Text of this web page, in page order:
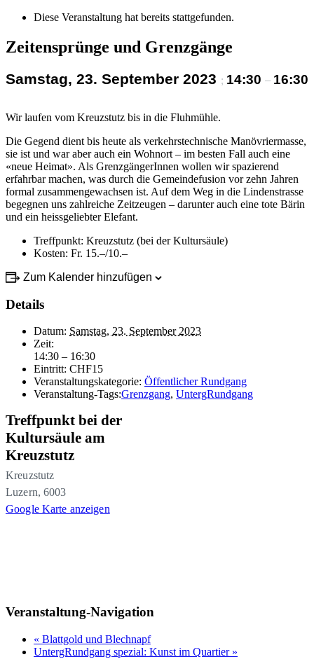
Diese Veranstaltung hat bereits stattgefunden.
Zeitensprünge und Grenzgänge
Samstag, 23. September 2023 ; 14:30 – 16:30
Wir laufen vom Kreuzstutz bis in die Fluhmühle.
Die Gegend dient bis heute als verkehrstechnische Manövriermasse,
sie ist und war aber auch ein Wohnort – im besten Fall auch eine
«neue Heimat». Als GrenzgängerInnen wollen wir spazierend
erfahrbar machen, was durch die Gemeindefusion vor zehn Jahren
formal zusammengewachsen ist. Auf dem Weg in die Lindenstrasse
begegnen uns zahlreiche Zeitzeugen – darunter auch eine tote Bärin
und ein heissgeliebter Elefant.
Treffpunkt: Kreuzstutz (bei der Kultursäule)
Kosten: Fr. 15.–/10.–
Zum Kalender hinzufügen
Details
Datum: Samstag, 23. September 2023
Zeit:
14:30 – 16:30
Eintritt: CHF15
Veranstaltungskategorie: Öffentlicher Rundgang
Veranstaltung-Tags:Grenzgang, UntergRundgang
Treffpunkt bei der
Kultursäule am
Kreuzstutz
Kreuzstutz
Luzern, 6003
Google Karte anzeigen
Veranstaltung-Navigation
« Blattgold und Blechnapf
UntergRundgang spezial: Kunst im Quartier »